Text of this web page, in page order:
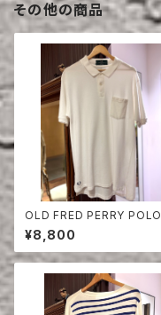
その他の商品
OLD FRED PERRY POLO SH
IRT
¥8,800